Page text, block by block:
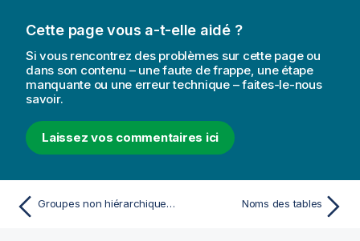
Cette page vous a-t-elle aidé ?
Si vous rencontrez des problèmes sur cette page ou
dans son contenu – une faute de frappe, une étape
manquante ou une erreur technique – faites-le-nous
savoir.
Laissez vos commentaires ici
Groupes non hiérarchiques (cycliques) Noms des tables